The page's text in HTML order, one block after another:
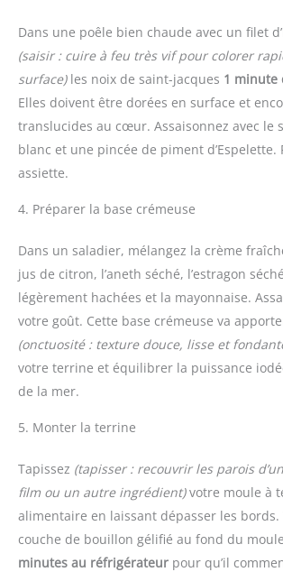
Dans une poêle bien chaude avec un filet
(saisir : cuire à feu très vif pour colorer
surface)les noix de saint-jacques 1 minute
Elles doivent être dorées en surface et
translucides au cœur. Assaisonnez avec le
blanc et une pincée de piment d’Espelette.
assiette.
4. Préparer la base crémeuse
Dans un saladier, mélangez la crème
jus de citron, l’aneth séché, l’estragon
légèrement hachées et la mayonnaise.
votre goût. Cette base crémeuse va
(onctuosité : texture douce, lisse et
votre terrine et équilibrer la puissance
de la mer.
5. Monter la terrine
Tapissez (tapisser : recouvrir les parois
film ou un autre ingrédient)votre moule à
alimentaire en laissant dépasser les bords.
couche de bouillon gélifié au fond du
minutes au réfrigérateur pour qu’il